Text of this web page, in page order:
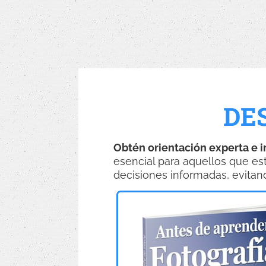
Obtén orientación experta e
esencial para aquellos que
decisiones informadas,